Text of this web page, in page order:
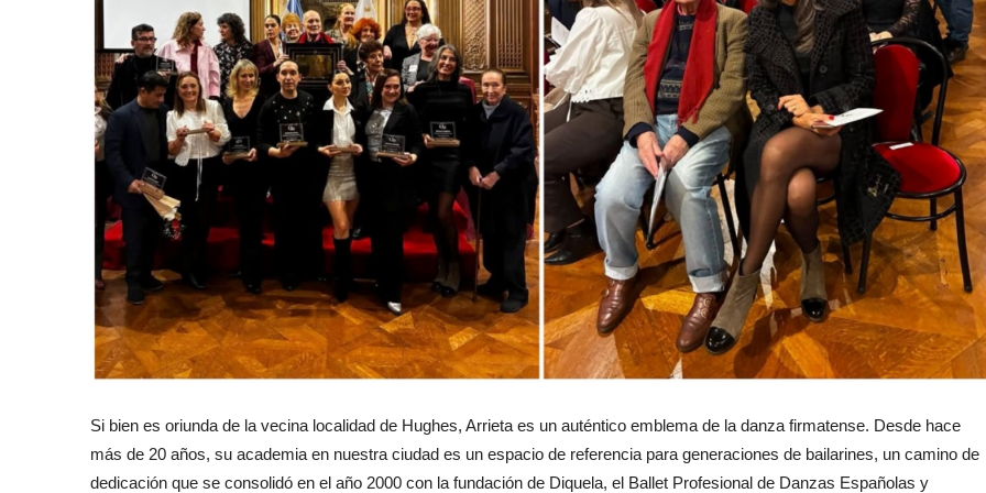
Si bien es oriunda de la vecina localidad de Hughes, Arrieta es un auténtico emblema de la danza firmatense. Desde hace
más de 20 años, su academia en nuestra ciudad es un espacio de referencia para generaciones de bailarines, un camino de
dedicación que se consolidó en el año 2000 con la fundación de Diquela, el Ballet Profesional de Danzas Españolas y